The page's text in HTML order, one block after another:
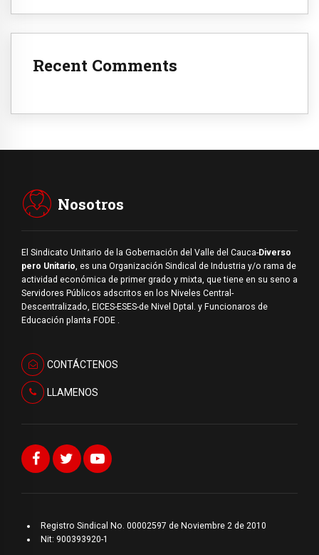
Recent Comments
Nosotros
El Sindicato Unitario de la Gobernación del Valle del Cauca-Diverso
pero Unitario, es una Organización Sindical de Industria y/o rama de
actividad económica de primer grado y mixta, que tiene en su seno a
Servidores Públicos adscritos en los Niveles Central-
Descentralizado, EICES-ESES-de Nivel Dptal. y Funcionaros de
Educación planta FODE .
CONTÁCTENOS
LLAMENOS
Registro Sindical No. 00002597 de Noviembre 2 de 2010
Nit: 900393920-1